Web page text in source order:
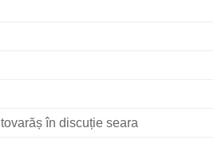
tovarăș în discuție seara